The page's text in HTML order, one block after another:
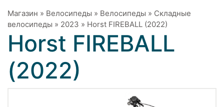
Магазин » Велосипеды » Велосипеды » Складные
велосипеды » 2023 » Horst FIREBALL (2022)
Horst FIREBALL
(2022)